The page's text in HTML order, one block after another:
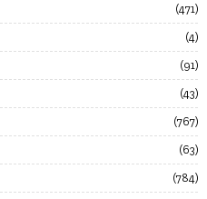
471
4
91
43
767
63
784